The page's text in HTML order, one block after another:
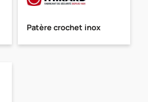
Patère crochet inox